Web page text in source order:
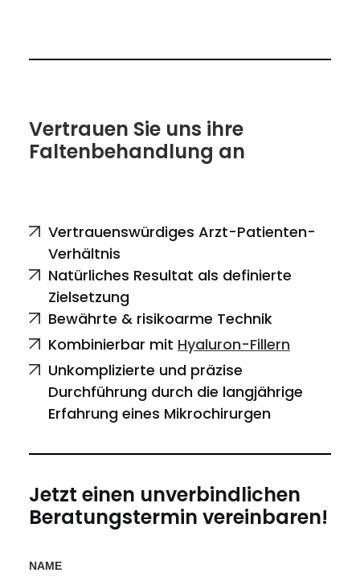
Vertrauen Sie uns ihre
Faltenbehandlung an
Vertrauenswürdiges Arzt-Patienten-
Verhältnis
Natürliches Resultat als definierte
Zielsetzung
Bewährte & risikoarme Technik
Kombinierbar mit Hyaluron-Fillern
Unkomplizierte und präzise
Durchführung durch die langjährige
Erfahrung eines Mikrochirurgen
Jetzt einen unverbindlichen
Beratungstermin vereinbaren!
NAME